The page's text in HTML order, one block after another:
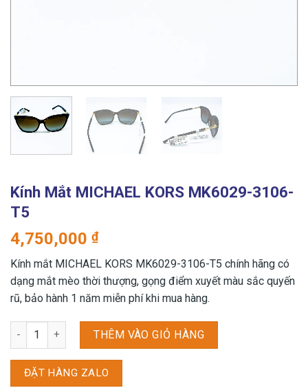
Kính Mắt MICHAEL KORS MK6029-3106-
T5
4,750,000 ₫
Kính mắt MICHAEL KORS MK6029-3106-T5 chính hãng có
dạng mắt mèo thời thượng, gọng điểm xuyết màu sắc quyến
rũ, bảo hành 1 năm miễn phí khi mua hàng.
Kính mắt MICHAEL KORS MK6029-3106-T5 số lượng
THÊM VÀO GIỎ HÀNG
ĐẶT HÀNG ZALO